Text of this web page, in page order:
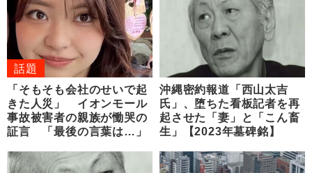
話題
「そもそも会社のせいで起
きた人災」 イオンモール
事故被害者の親族が慟哭の
証言 「最後の言葉は…」
沖縄密約報道「西山太吉
氏」、堕ちた看板記者を再
起させた「妻」と「こん畜
生」【2023年墓碑銘】